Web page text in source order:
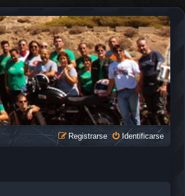
Identificarse
Registrarse